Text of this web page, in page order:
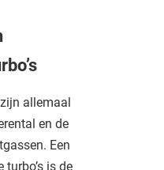
allemaal
en de
Een
is de